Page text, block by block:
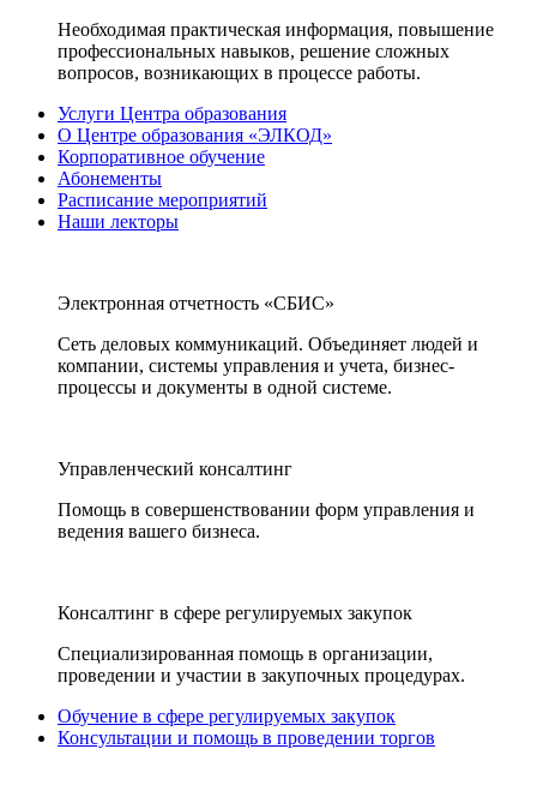
Необходимая практическая информация, повышение
профессиональных навыков, решение сложных
вопросов, возникающих в процессе работы.
Услуги Центра образования
О Центре образования «ЭЛКОД»
Корпоративное обучение
Абонементы
Расписание мероприятий
Наши лекторы
Электронная отчетность «СБИС»
Сеть деловых коммуникаций. Объединяет людей и
компании, системы управления и учета, бизнес-
процессы и документы в одной системе.
Управленческий консалтинг
Помощь в совершенствовании форм управления и
ведения вашего бизнеса.
Консалтинг в сфере регулируемых закупок
Специализированная помощь в организации,
проведении и участии в закупочных процедурах.
Обучение в сфере регулируемых закупок
Консультации и помощь в проведении торгов